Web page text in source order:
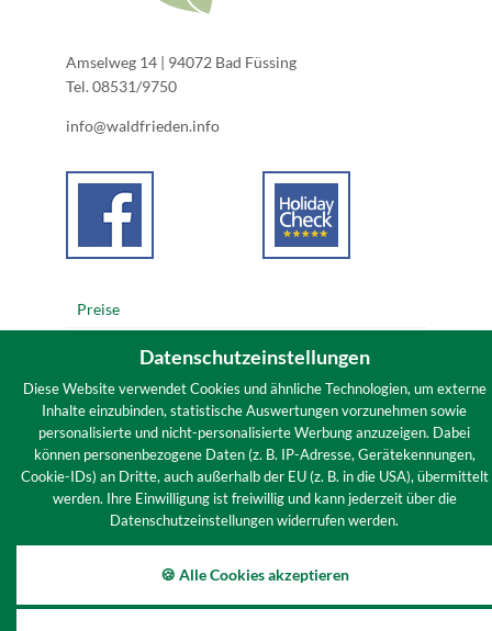
Datenschutzeinstellungen
Diese Website verwendet Cookies und ähnliche Technologien, um externe
Inhalte einzubinden, statistische Auswertungen vorzunehmen sowie
personalisierte und nicht-personalisierte Werbung anzuzeigen. Dabei
können personenbezogene Daten (z. B. IP-Adresse, Gerätekennungen,
Cookie-IDs) an Dritte, auch außerhalb der EU (z. B. in die USA), übermittelt
werden. Ihre Einwilligung ist freiwillig und kann jederzeit über die
Datenschutzeinstellungen widerrufen werden.
🍪 Alle Cookies akzeptieren
Amselweg 14 | 94072 Bad Füssing
Tel. 08531/9750
info@waldfrieden.info
Preise
Impressum
Datenschutz
Infos
Cookies